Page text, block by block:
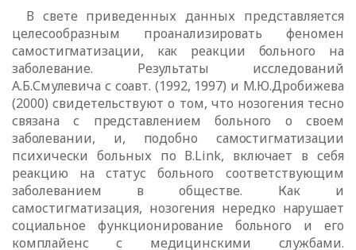
В свете приведенных данных представляется
целесообразным проанализировать феномен
самостигматизации, как реакции больного на
заболевание. Результаты исследований
А.Б.Смулевича с соавт. (1992, 1997) и М.Ю.Дробижева
(2000) свидетельствуют о том, что нозогения тесно
связана с представлением больного о своем
заболевании, и, подобно самостигматизации
психически больных по В.Link, включает в себя
реакцию на статус больного соответствующим
заболеванием в обществе. Как и
самостигматизация, нозогения нередко нарушает
социальное функционирование больного и его
комплайенс с медицинскими службами.